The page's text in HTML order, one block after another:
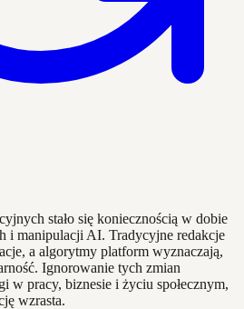
stało się koniecznością w dobie
i manipulacji AI. Tradycyjne redakcje
a algorytmy platform wyznaczają,
Ignorowanie tych zmian
w pracy, biznesie i życiu społecznym,
wzrasta.